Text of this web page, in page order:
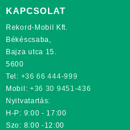
KAPCSOLAT
Rekord-Mobil Kft.
Békéscsaba,
Bajza utca 15.
5600
Tel: +36 66 444-999
Mobil: +36 30 9451-436
Nyitvatartás:
H-P: 9:00 - 17:00
Szo: 8:00 -12:00